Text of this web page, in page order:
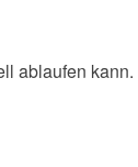
ablaufen kann.